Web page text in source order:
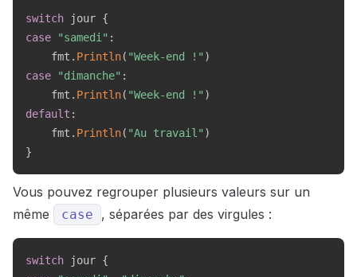
switch jour {
case
"samedi" :
    fmt
. Println( "Week-end !" )
case
"dimanche" :
    fmt
. Println( "Week-end !" )
default :
    fmt
. Println( "Au travail" )
}
Vous pouvez regrouper plusieurs valeurs sur un
même
case , séparées par des virgules :
switch jour {